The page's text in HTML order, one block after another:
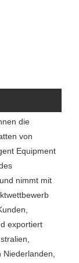
die
von
Equipment
nimmt mit
exportiert
Niederlanden,